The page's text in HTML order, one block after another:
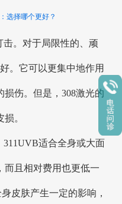
选择哪个更好？
击。对于局限性的、顽
。它可以更集中地作用
伤。但是，308激光的
。
适合全身或大面
而且相对费用也更低一
皮肤产生一定的影响，